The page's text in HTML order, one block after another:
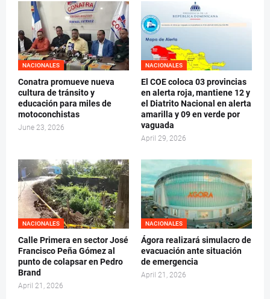
NACIONALES
Conatra promueve nueva
cultura de tránsito y
educación para miles de
motoconchistas
June 23, 2026
NACIONALES
El COE coloca 03 provincias
en alerta roja, mantiene 12 y
el Diatrito Nacional en alerta
amarilla y 09 en verde por
vaguada
April 29, 2026
NACIONALES
Calle Primera en sector José
Francisco Peña Gómez al
punto de colapsar en Pedro
Brand
April 21, 2026
NACIONALES
Ágora realizará simulacro de
evacuación ante situación
de emergencia
April 21, 2026